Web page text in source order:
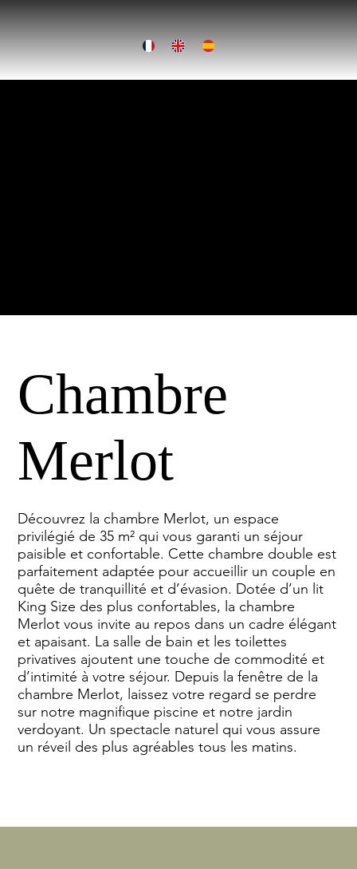
Chambre
Merlot
Découvrez la chambre Merlot, un espace
privilégié de 35 m² qui vous garanti un séjour
paisible et confortable. Cette chambre double est
parfaitement adaptée pour accueillir un couple en
quête de tranquillité et d’évasion. Dotée d’un lit
King Size des plus confortables, la chambre
Merlot vous invite au repos dans un cadre élégant
et apaisant. La salle de bain et les toilettes
privatives ajoutent une touche de commodité et
d’intimité à votre séjour. Depuis la fenêtre de la
chambre Merlot, laissez votre regard se perdre
sur notre magnifique piscine et notre jardin
verdoyant. Un spectacle naturel qui vous assure
un réveil des plus agréables tous les matins.